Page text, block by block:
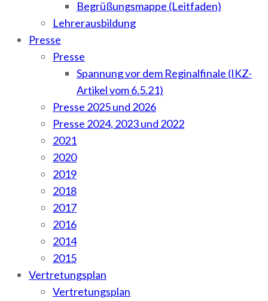
Begrüßungsmappe (Leitfaden)
Lehrerausbildung
Presse
Presse
Spannung vor dem Reginalfinale (IKZ-
Artikel vom 6.5.21)
Presse 2025 und 2026
Presse 2024, 2023 und 2022
2021
2020
2019
2018
2017
2016
2014
2015
Vertretungsplan
Vertretungsplan